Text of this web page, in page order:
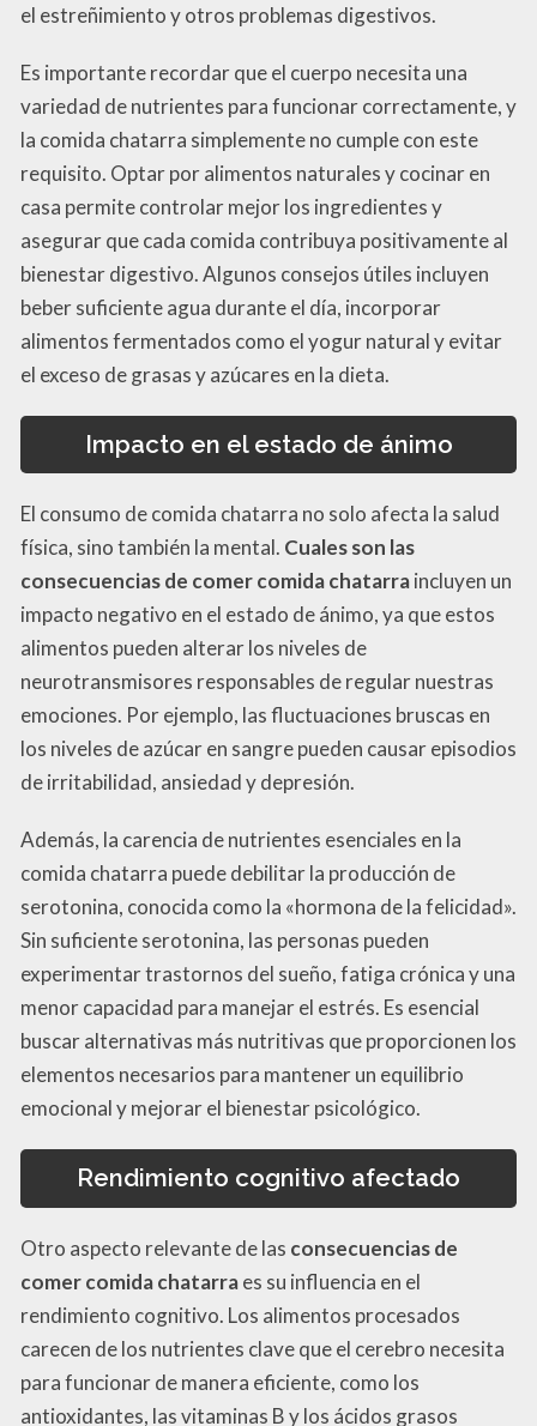
el estreñimiento y otros problemas digestivos.
Es importante recordar que el cuerpo necesita una
variedad de nutrientes para funcionar correctamente, y
la comida chatarra simplemente no cumple con este
requisito. Optar por alimentos naturales y cocinar en
casa permite controlar mejor los ingredientes y
asegurar que cada comida contribuya positivamente al
bienestar digestivo. Algunos consejos útiles incluyen
beber suficiente agua durante el día, incorporar
alimentos fermentados como el yogur natural y evitar
el exceso de grasas y azúcares en la dieta.
Impacto en el estado de ánimo
El consumo de comida chatarra no solo afecta la salud
física, sino también la mental. Cuales son las
consecuencias de comer comida chatarraincluyen un
impacto negativo en el estado de ánimo, ya que estos
alimentos pueden alterar los niveles de
neurotransmisores responsables de regular nuestras
emociones. Por ejemplo, las fluctuaciones bruscas en
los niveles de azúcar en sangre pueden causar episodios
de irritabilidad, ansiedad y depresión.
Además, la carencia de nutrientes esenciales en la
comida chatarra puede debilitar la producción de
serotonina, conocida como la «hormona de la felicidad».
Sin suficiente serotonina, las personas pueden
experimentar trastornos del sueño, fatiga crónica y una
menor capacidad para manejar el estrés. Es esencial
buscar alternativas más nutritivas que proporcionen los
elementos necesarios para mantener un equilibrio
emocional y mejorar el bienestar psicológico.
Rendimiento cognitivo afectado
Otro aspecto relevante de las consecuencias de
comer comida chatarraes su influencia en el
rendimiento cognitivo. Los alimentos procesados
carecen de los nutrientes clave que el cerebro necesita
para funcionar de manera eficiente, como los
antioxidantes, las vitaminas B y los ácidos grasos